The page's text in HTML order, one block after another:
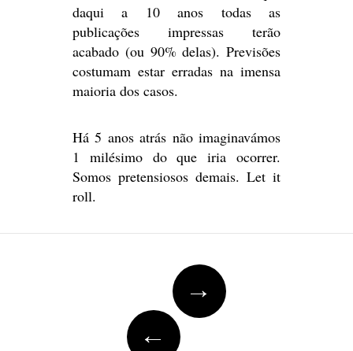
daqui a 10 anos todas as
publicações impressas terão
acabado (ou 90% delas). Previsões
costumam estar erradas na imensa
maioria dos casos.
Há 5 anos atrás não imaginavámos
1 milésimo do que iria ocorrer.
Somos pretensiosos demais. Let it
roll.
Navegação
Posts
→
←